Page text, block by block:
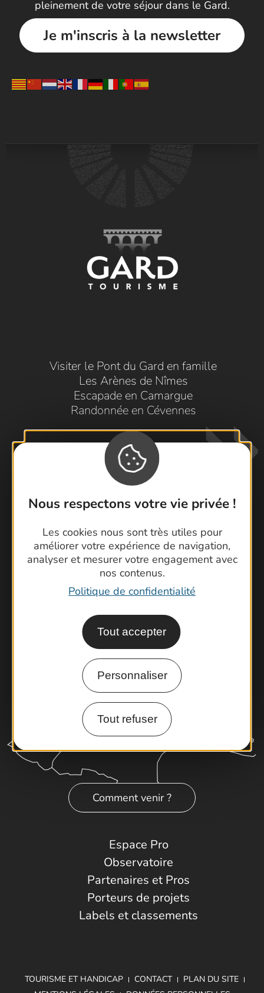
Nous respectons votre vie privée !
Les cookies nous sont très utiles pour
améliorer votre expérience de navigation,
analyser et mesurer votre engagement avec
nos contenus.
Politique de confidentialité
Tout accepter
Personnaliser
Tout refuser
pleinement de votre séjour dans le Gard.
Je m'inscris à la newsletter
Visiter le Pont du Gard en famille
Les Arènes de Nîmes
Escapade en Camargue
Randonnée en Cévennes
Contactez-nous !
Foire aux questions
Brochures
Cartoguides et Topoguides
Comment venir ?
Espace Pro
Observatoire
Partenaires et Pros
Porteurs de projets
Labels et classements
TOURISME ET HANDICAP CONTACT
PLAN DU SITE